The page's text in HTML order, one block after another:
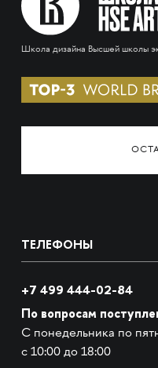
Школа дизайна Высшей школы
ТЕЛЕФОНЫ
+7 499 444-02-84
По вопросам
С понедельника по
с 10:00 до 18:00